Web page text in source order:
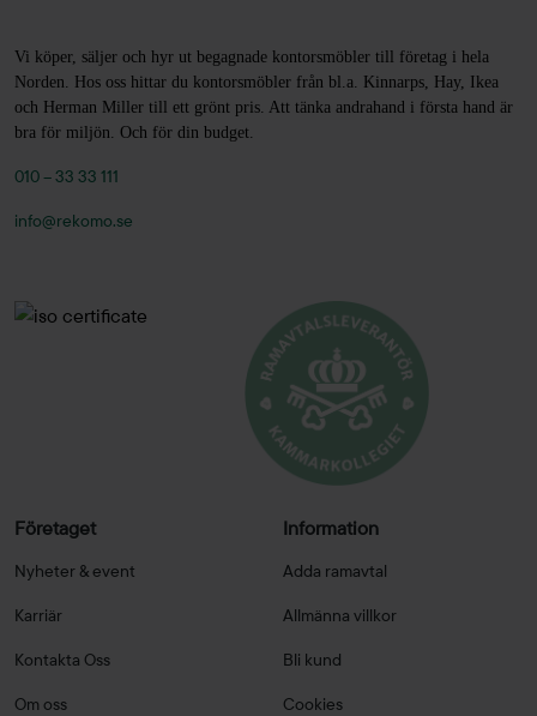
Vi köper, säljer och hyr ut begagnade kontorsmöbler till företag i hela
Norden. Hos oss hittar du kontorsmöbler från bl.a. Kinnarps, Hay, Ikea
och Herman Miller till ett grönt pris. Att tänka andrahand i första hand är
bra för miljön. Och för din budget.
010 – 33 33 111
info@rekomo.se
Företaget
Nyheter & event
Karriär
Kontakta Oss
Om oss
Information
Adda ramavtal
Allmänna villkor
Bli kund
Cookies